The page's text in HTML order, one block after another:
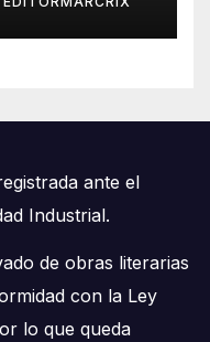
ante el
Industrial.
de obras literarias
con la Ley
lo que queda